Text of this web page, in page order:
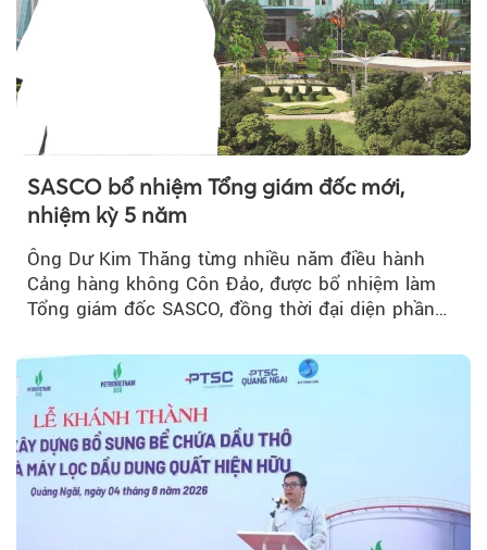
SASCO bổ nhiệm Tổng giám đốc mới,
nhiệm kỳ 5 năm
Ông Dư Kim Thăng từng nhiều năm điều hành
Cảng hàng không Côn Đảo, được bổ nhiệm làm
Tổng giám đốc SASCO, đồng thời đại diện phần